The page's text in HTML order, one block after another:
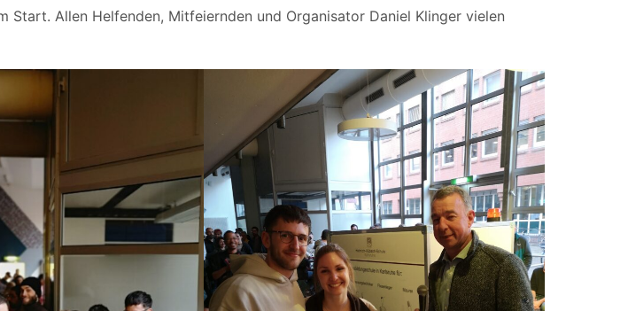
Start. Allen Helfenden, Mitfeiernden und Organisator Daniel Klinger vielen